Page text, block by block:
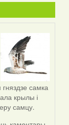
самка
крылы і
самцу.